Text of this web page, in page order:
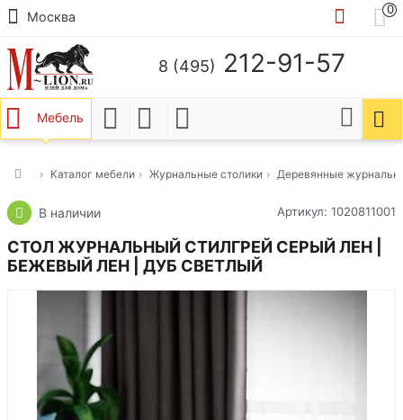
Москва
0
8 (495) 212-91-57
Мебель
Каталог мебели Журнальные столики Деревянные
В наличии Артикул: 1020811001
СТОЛ ЖУРНАЛЬНЫЙ СТИЛГРЕЙ СЕРЫЙ ЛЕН |
БЕЖЕВЫЙ ЛЕН | ДУБ СВЕТЛЫЙ